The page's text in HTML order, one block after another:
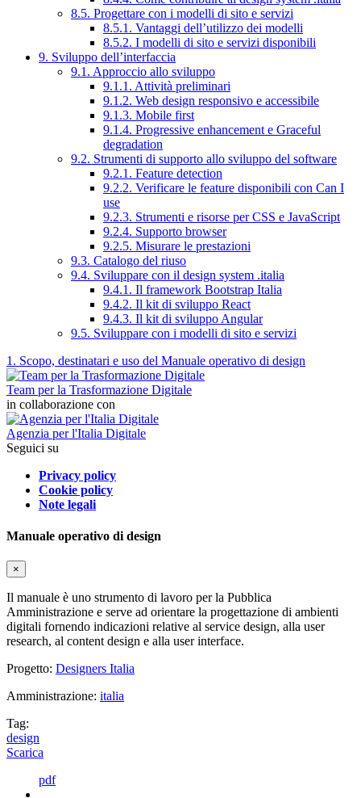
8.5. Progettare con i modelli di sito e servizi
8.5.1. Vantaggi dell’utilizzo dei modelli
8.5.2. I modelli di sito e servizi disponibili
9. Sviluppo dell’interfaccia
9.1. Approccio allo sviluppo
9.1.1. Attività preliminari
9.1.2. Web design responsivo e accessibile
9.1.3. Mobile first
9.1.4. Progressive enhancement e Graceful
degradation
9.2. Strumenti di supporto allo sviluppo del software
9.2.1. Feature detection
9.2.2. Verificare le feature disponibili con Can I
use
9.2.3. Strumenti e risorse per CSS e JavaScript
9.2.4. Supporto browser
9.2.5. Misurare le prestazioni
9.3. Catalogo del riuso
9.4. Sviluppare con il design system .italia
9.4.1. Il framework Bootstrap Italia
9.4.2. Il kit di sviluppo React
9.4.3. Il kit di sviluppo Angular
9.5. Sviluppare con i modelli di sito e servizi
1. Scopo, destinatari e uso del Manuale operativo di design
Team per la Trasformazione Digitale
in collaborazione con
Agenzia per l'Italia Digitale
Seguici su
Privacy policy
Cookie policy
Note legali
Manuale operativo di design
×
Il manuale è uno strumento di lavoro per la Pubblica
Amministrazione e serve ad orientare la progettazione di ambienti
digitali fornendo indicazioni relative al service design, alla user
research, al content design e alla user interface.
Progetto: Designers Italia
Amministrazione: italia
Tag:
design
Scarica
pdf